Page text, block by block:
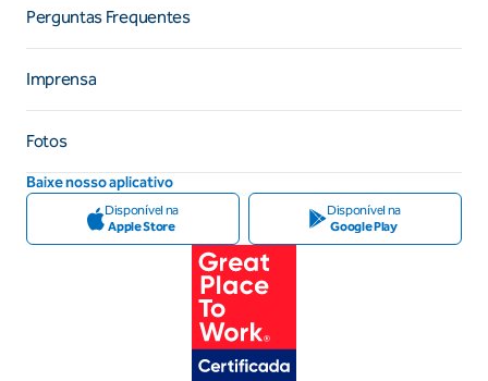
Perguntas Frequentes
Imprensa
Fotos
Baixe nosso aplicativo
Disponível na
Apple Store
Disponível na
Google Play